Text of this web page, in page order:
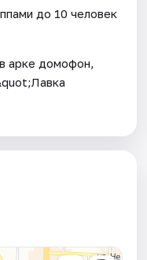
до 10 человек
арке домофон,